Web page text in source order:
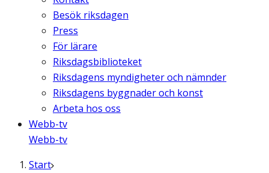
Besök riksdagen
Press
För lärare
Riksdagsbiblioteket
Riksdagens myndigheter och nämnder
Riksdagens byggnader och konst
Arbeta hos oss
Webb-tv
Webb-tv
Start